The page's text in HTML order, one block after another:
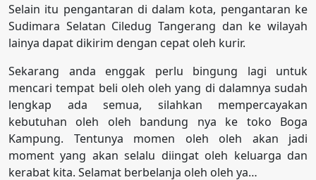
Selain itu pengantaran di dalam kota, pengantaran ke
Sudimara Selatan Ciledug Tangerang dan ke wilayah
lainya dapat dikirim dengan cepat oleh kurir.
Sekarang anda enggak perlu bingung lagi untuk
mencari tempat beli oleh oleh yang di dalamnya sudah
lengkap ada semua, silahkan mempercayakan
kebutuhan oleh oleh bandung nya ke toko Boga
Kampung. Tentunya momen oleh oleh akan jadi
moment yang akan selalu diingat oleh keluarga dan
kerabat kita. Selamat berbelanja oleh oleh ya…